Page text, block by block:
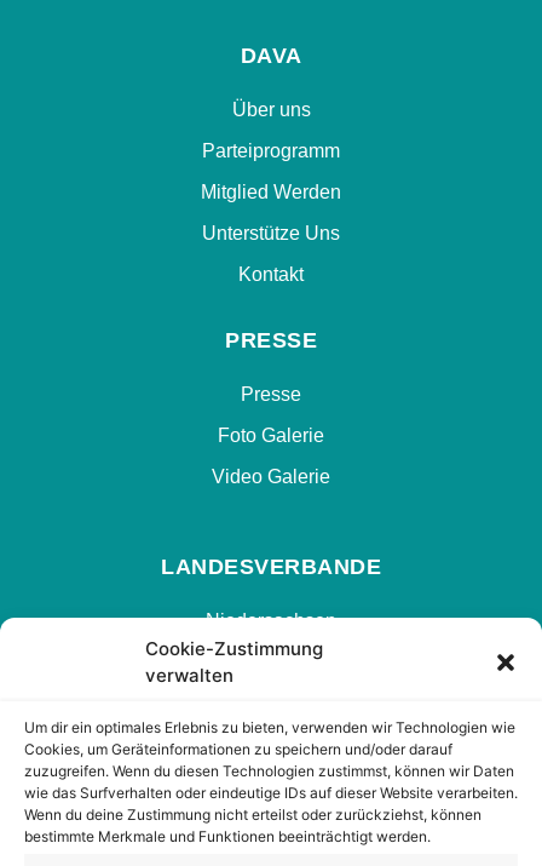
Cookie-Zustimmung
verwalten
Um dir ein optimales Erlebnis zu bieten, verwenden wir Technologien wie
Cookies, um Geräteinformationen zu speichern und/oder darauf
zuzugreifen. Wenn du diesen Technologien zustimmst, können wir Daten
wie das Surfverhalten oder eindeutige IDs auf dieser Website verarbeiten.
Wenn du deine Zustimmung nicht erteilst oder zurückziehst, können
bestimmte Merkmale und Funktionen beeinträchtigt werden.
DAVA
Über uns
Parteiprogramm
Mitglied Werden
Unterstütze Uns
Kontakt
PRESSE
Presse
Foto Galerie
Video Galerie
LANDESVERBANDE
Niedersachsen
Hamburg
Hessen
Berlin
FOLGEN SIE UNS